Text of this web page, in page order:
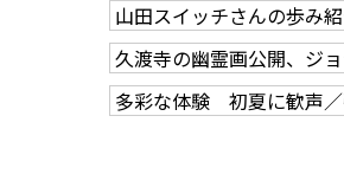
山田スイッチさんの歩み
久渡寺の幽霊画公開、ジ
多彩な体験 初夏に歓声／